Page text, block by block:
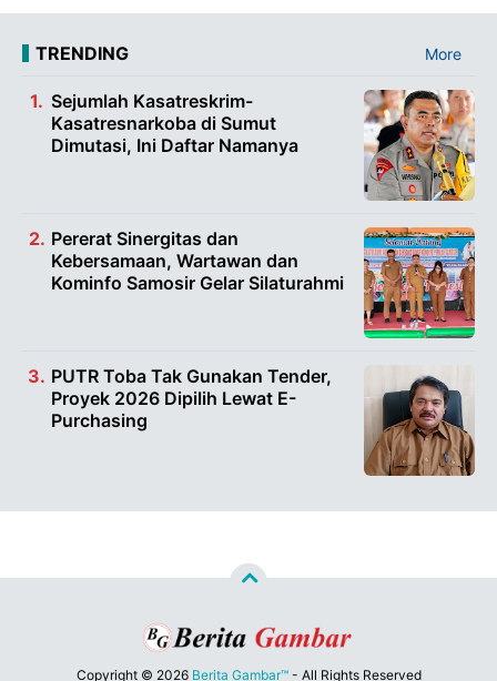
TRENDING More
Sejumlah Kasatreskrim-
Kasatresnarkoba di Sumut
Dimutasi, Ini Daftar Namanya
Pererat Sinergitas dan
Kebersamaan, Wartawan dan
Kominfo Samosir Gelar Silaturahmi
PUTR Toba Tak Gunakan Tender,
Proyek 2026 Dipilih Lewat E-
Purchasing
Copyright © 2026 Berita Gambar™- All Rights Reserved